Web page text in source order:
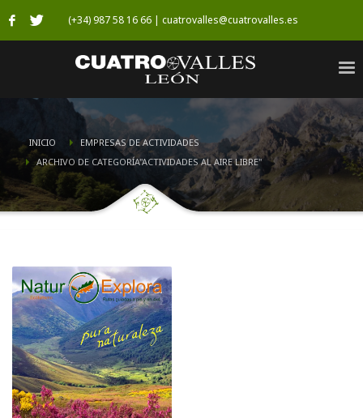
(+34) 987 58 16 66 | cuatrovalles@cuatrovalles.es
INICIO
EMPRESAS DE ACTIVIDADES
ARCHIVO DE CATEGORÍA"ACTIVIDADES AL AIRE LIBRE"